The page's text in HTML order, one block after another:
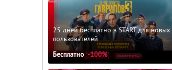
25 дней бесплатно в START для новых
пользователей
Бесплатно -100%